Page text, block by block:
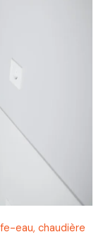
eau, chaudière